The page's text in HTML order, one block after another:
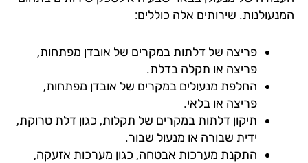
שירותים אלה כוללים:
פריצה של דלתות במקרים של אובדן מפתחות,
פריצה או תקלה בדלת.
החלפת מנעולים במקרים של אובדן מפתחות,
פריצה או בלאי.
תיקון דלתות במקרים של תקלות, כגון דלת טרוקת,
ידית שבורה או מנעול שבור.
התקנת מערכות אבטחה, כגון מערכות אזעקה,